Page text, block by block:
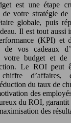
est une étape
votre stratégie
globale, puis
Il est tout aussi
(KPI) et
de vos cadeaux
votre budget et de
Le ROI peut
chiffre d’affaires,
du taux de
des
du ROI,
des